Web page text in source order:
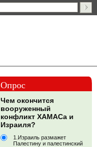
Опрос
Чем окончится
вооруженный
конфликт ХАМАСа и
Израиля?
1.Израиль размажет
Палестину и палестинский